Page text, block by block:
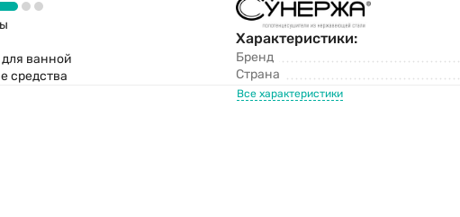
ванной
средства
Характеристики:
Бренд
Страна
Все характеристики